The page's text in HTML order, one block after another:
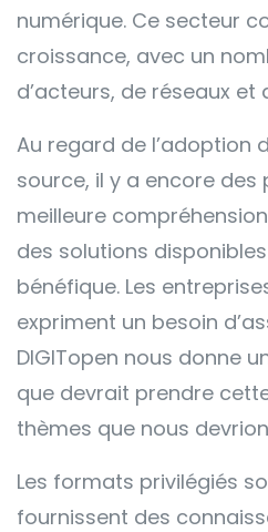
numérique. Ce secteur
croissance, avec un
d’acteurs, de réseaux et
Au regard de l’adoption
source, il y a encore des
meilleure
des solutions
bénéfique. Les
expriment un besoin
DIGITopen nous donne
que devrait prendre
thèmes que nous
Les formats privilégiés
fournissent des